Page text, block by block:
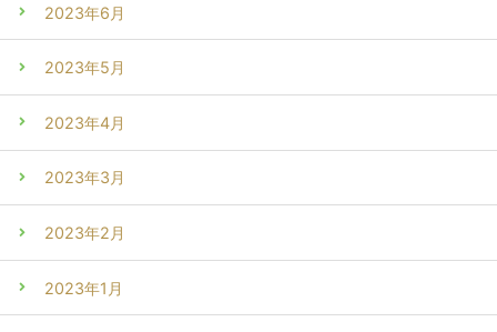
2023年6月
2023年5月
2023年4月
2023年3月
2023年2月
2023年1月